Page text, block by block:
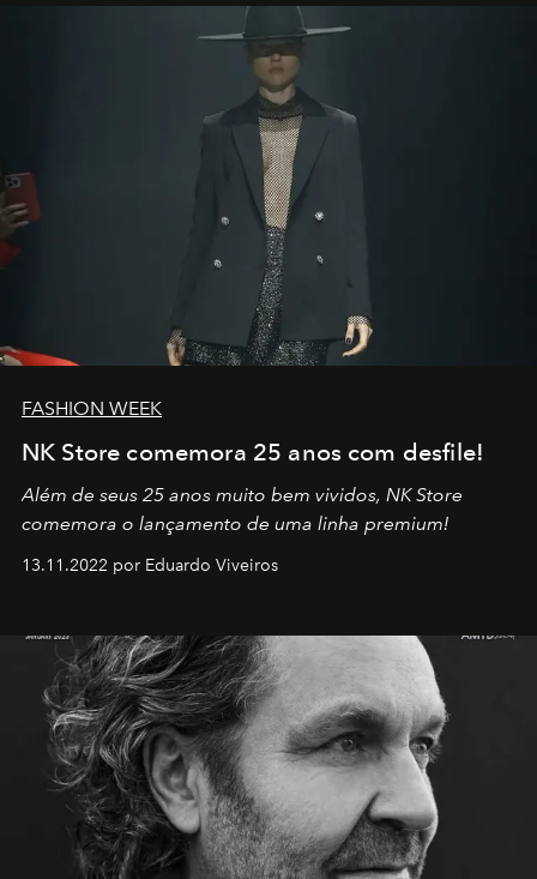
por propósitos, com um claro senso de missão na vida e
FASHION WEEK
NK Store comemora 25 anos com desfile!
Além de seus 25 anos muito bem vividos, NK Store
comemora o lançamento de uma linha premium!
13.11.2022 por Eduardo Viveiros